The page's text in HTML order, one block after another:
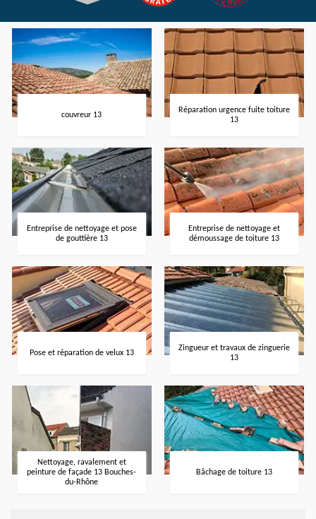
couvreur 13
Réparation urgence fuite toiture
13
Entreprise de nettoyage et pose
de gouttière 13
Entreprise de nettoyage et
démoussage de toiture 13
Pose et réparation de velux 13
Zingueur et travaux de zinguerie
13
Nettoyage, ravalement et
peinture de façade 13 Bouches-
du-Rhône
Bâchage de toiture 13